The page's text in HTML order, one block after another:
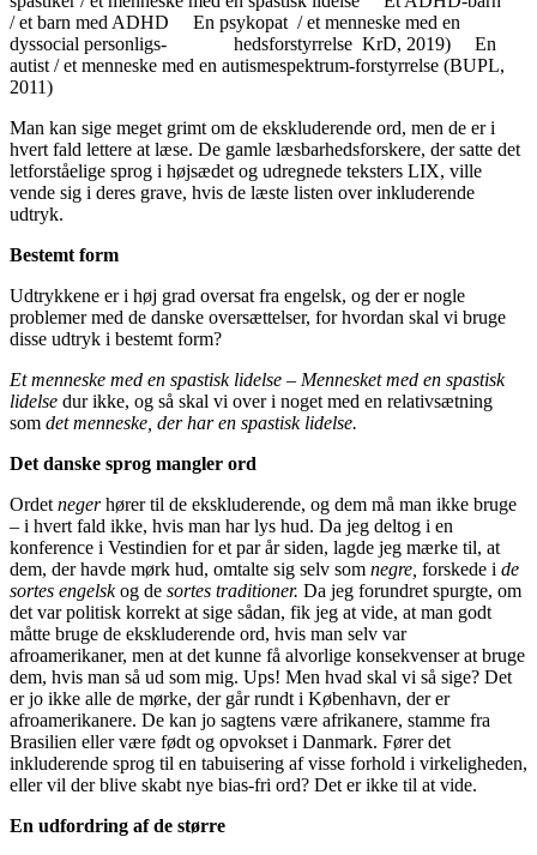
/ et barn med ADHD En psykopat / et menneske med en
dyssocial personligs- hedsforstyrrelse KrD, 2019) En
autist / et menneske med en autismespektrum-forstyrrelse (BUPL,
2011)
Man kan sige meget grimt om de ekskluderende ord, men de er i
hvert fald lettere at læse. De gamle læsbarhedsforskere, der satte det
letforståelige sprog i højsædet og udregnede teksters LIX, ville
vende sig i deres grave, hvis de læste listen over inkluderende
udtryk.
Bestemt form
Udtrykkene er i høj grad oversat fra engelsk, og der er nogle
problemer med de danske oversættelser, for hvordan skal vi bruge
disse udtryk i bestemt form?
Et menneske med en spastisk lidelse – Mennesket med en spastisk
lidelse dur ikke, og så skal vi over i noget med en relativsætning
som det menneske, der har en spastisk lidelse.
Det danske sprog mangler ord
Ordetnegerhører til de ekskluderende, og dem må man ikke bruge
– i hvert fald ikke, hvis man har lys hud. Da jeg deltog i en
konference i Vestindien for et par år siden, lagde jeg mærke til, at
dem, der havde mørk hud, omtalte sig selv som negre, forskede i de
sortes engelskog de sortes traditioner. Da jeg forundret spurgte, om
det var politisk korrekt at sige sådan, fik jeg at vide, at man godt
måtte bruge de ekskluderende ord, hvis man selv var
afroamerikaner, men at det kunne få alvorlige konsekvenser at bruge
dem, hvis man så ud som mig. Ups! Men hvad skal vi så sige? Det
er jo ikke alle de mørke, der går rundt i København, der er
afroamerikanere. De kan jo sagtens være afrikanere, stamme fra
Brasilien eller være født og opvokset i Danmark. Fører det
inkluderende sprog til en tabuisering af visse forhold i virkeligheden,
eller vil der blive skabt nye bias-fri ord? Det er ikke til at vide.
En udfordring af de større